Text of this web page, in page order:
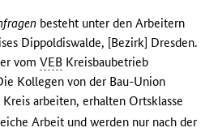
besteht unter den Arbeitern
Dippoldiswalde, [Bezirk] Dresden.
vomVEB Kreisbaubetrieb
Kollegen von der Bau-Union
arbeiten, erhalten Ortsklasse
Arbeit und werden nur nach der